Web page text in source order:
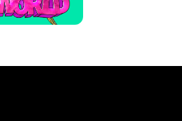
somos
trabajar con